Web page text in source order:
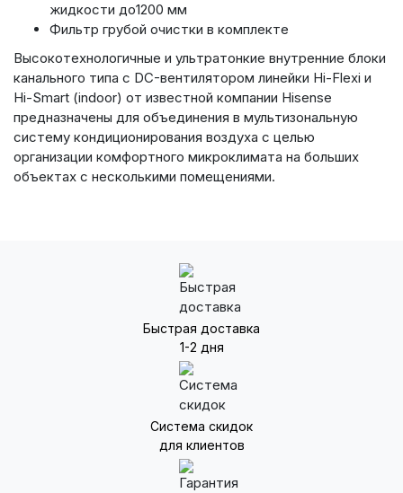
жидкости до1200 мм
Фильтр грубой очистки в комплекте
Высокотехнологичные и ультратонкие внутренние блоки
канального типа с DC-вентилятором линейки Hi-Flexi и
Hi-Smart (indoor) от известной компании Hisense
предназначены для объединения в мультизональную
систему кондиционирования воздуха с целью
организации комфортного микроклимата на больших
объектах с несколькими помещениями.
Быстрая доставка
1-2 дня
Система скидок
для клиентов